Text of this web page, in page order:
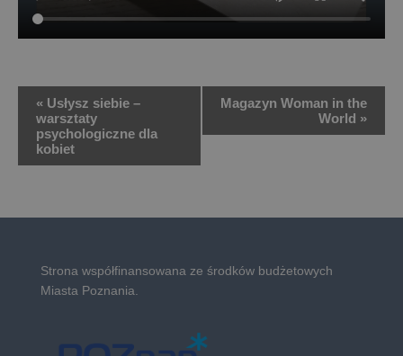
Wydarzenie
Nawigacja
« Usłysz siebie –
warsztaty
psychologiczne dla
kobiet
Magazyn Woman in the
World »
Strona współfinansowana ze środków budżetowych
Miasta Poznania.